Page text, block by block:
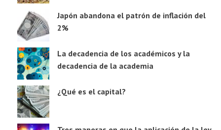
Japón abandona el patrón de inflación del
2%
La decadencia de los académicos y la
decadencia de la academia
¿Qué es el capital?